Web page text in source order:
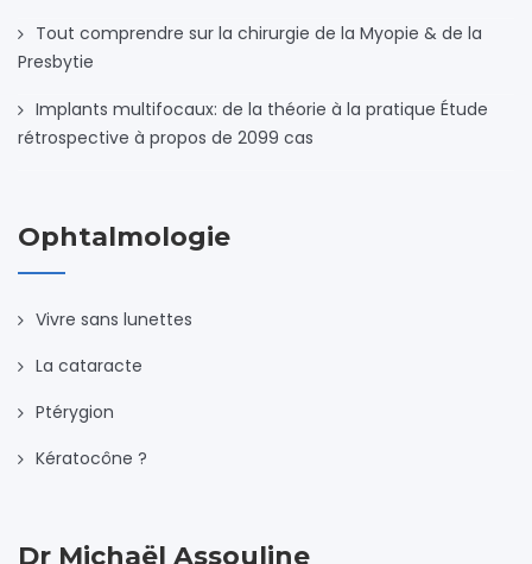
Tout comprendre sur la chirurgie de la Myopie & de la
Presbytie
Implants multifocaux: de la théorie à la pratique Étude
rétrospective à propos de 2099 cas
Ophtalmologie
Vivre sans lunettes
La cataracte
Ptérygion
Kératocône ?
Dr Michaël Assouline